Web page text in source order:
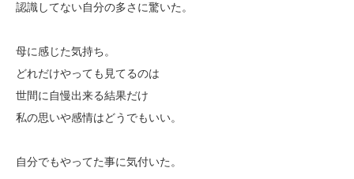
認識してない自分の多さに驚いた。
母に感じた気持ち。
どれだけやっても見てるのは
世間に自慢出来る結果だけ
私の思いや感情はどうでもいい。
自分でもやってた事に気付いた。